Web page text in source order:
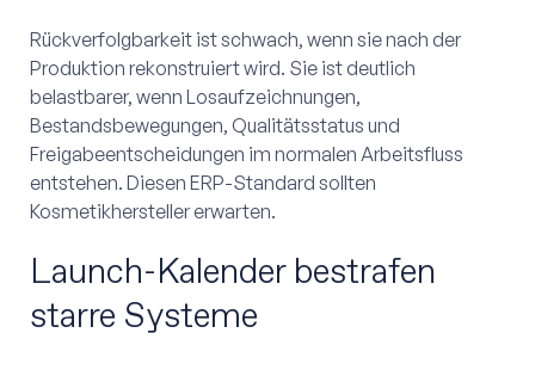
Rückverfolgbarkeit ist schwach, wenn sie nach der
Produktion rekonstruiert wird. Sie ist deutlich
belastbarer, wenn Losaufzeichnungen,
Bestandsbewegungen, Qualitätsstatus und
Freigabeentscheidungen im normalen Arbeitsfluss
entstehen. Diesen ERP-Standard sollten
Kosmetikhersteller erwarten.
Launch-Kalender bestrafen
starre Systeme